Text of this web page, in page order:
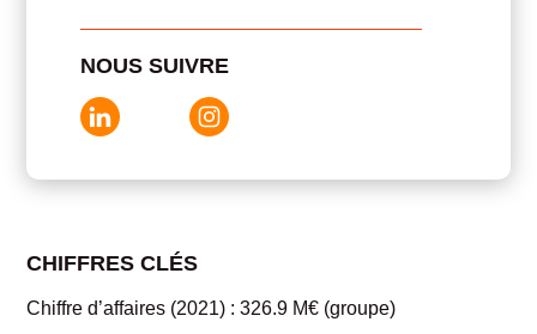
NOUS SUIVRE
CHIFFRES CLÉS
Chiffre d’affaires (2021) : 326.9 M€ (groupe)